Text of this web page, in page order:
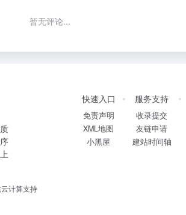
暂无评论...
快速入口
免责声明
XML地图
小黑屋
服务支持
收录提交
友链申请
建站时间轴
计算支持